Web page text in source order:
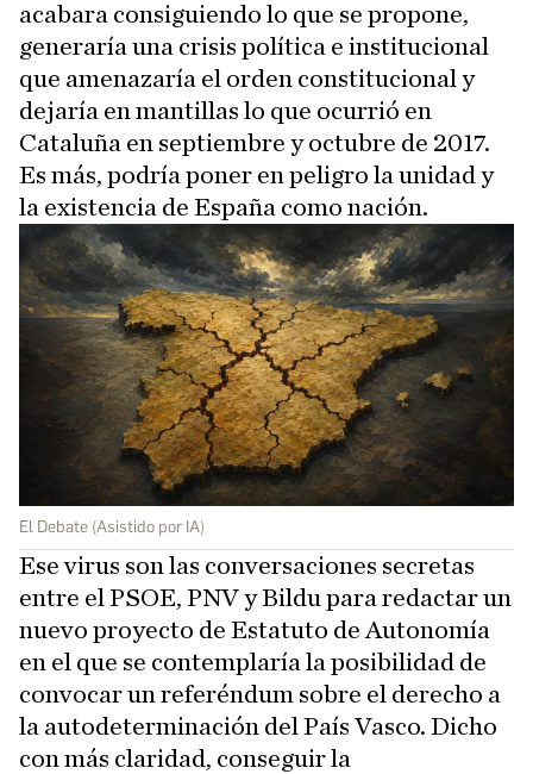
acabara consiguiendo lo que se propone,
generaría una crisis política e institucional
que amenazaría el orden constitucional y
dejaría en mantillas lo que ocurrió en
Cataluña en septiembre y octubre de 2017.
Es más, podría poner en peligro la unidad y
la existencia de España como nación.
El Debate (Asistido por IA)
Ese virus son las conversaciones secretas
entre el PSOE, PNV y Bildu para redactar un
nuevo proyecto de Estatuto de Autonomía
en el que se contemplaría la posibilidad de
convocar un referéndum sobre el derecho a
la autodeterminación del País Vasco. Dicho
con más claridad, conseguir la